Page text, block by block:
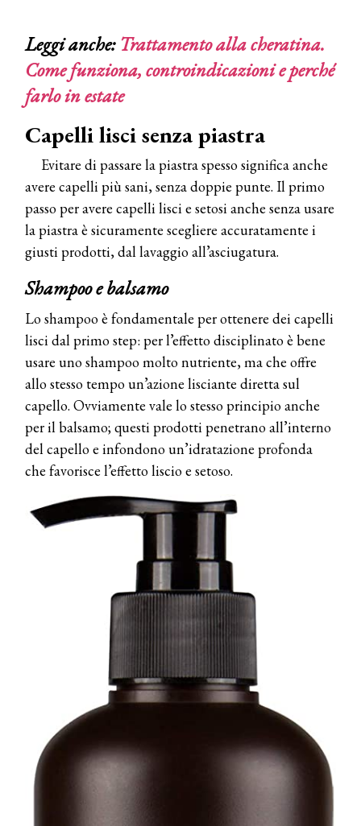
Leggi anche: Trattamento alla cheratina.
Come funziona, controindicazioni e perché
farlo in estate
Capelli lisci senza piastra
Evitare di passare la piastra spesso significa anche
avere capelli più sani, senza doppie punte. Il primo
passo per avere capelli lisci e setosi anche senza usare
la piastra è sicuramente scegliere accuratamente i
giusti prodotti, dal lavaggio all’asciugatura.
Shampoo e balsamo
Lo shampoo è fondamentale per ottenere dei capelli
lisci dal primo step: per l’effetto disciplinato è bene
usare uno shampoo molto nutriente, ma che offre
allo stesso tempo un’azione lisciante diretta sul
capello. Ovviamente vale lo stesso principio anche
per il balsamo; questi prodotti penetrano all’interno
del capello e infondono un’idratazione profonda
che favorisce l’effetto liscio e setoso.